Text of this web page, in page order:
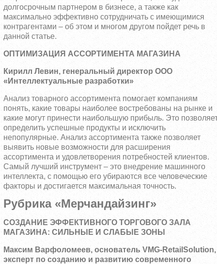
долгосрочным партнером в бизнесе, а также как
максимально эффективно сотрудничать с имеющимися
контрагентами – об этом и многом другом пойдет речь в
данной статье.
ОПТИМИЗАЦИЯ АССОРТИМЕНТА МАГАЗИНА
Кирилл Левин, генеральный директор ООО
«Интеллектуальные разработки»
Анализ товарного ассортимента помогает компаниям
понять, какие товары наиболее востребованы на рынке и
какие могут принести наибольшую прибыль. Это
определить успешные продукты и исключить
непопулярные. Анализ ассортимента также позволяет
выявить новые возможности для расширения
ассортимента и удовлетворения потребностей клиентов.
Самый лучший инструмент – это внедрение машинного
интеллекта, с помощью его убираются все человеческие
факторы и достигается максимальная точность.
Рубрика «Мерчандайзинг»
СОЗДАНИЕ ЭФФЕКТИВНОГО ТОРГОВОГО ЗАЛА
МАГАЗИНА: СИЛЬНЫЕ И СЛАБЫЕ ЗОНЫ
Максим Варфоломеев, основатель VMG-RetailSolution,
эксперт по созданию и развитию современного